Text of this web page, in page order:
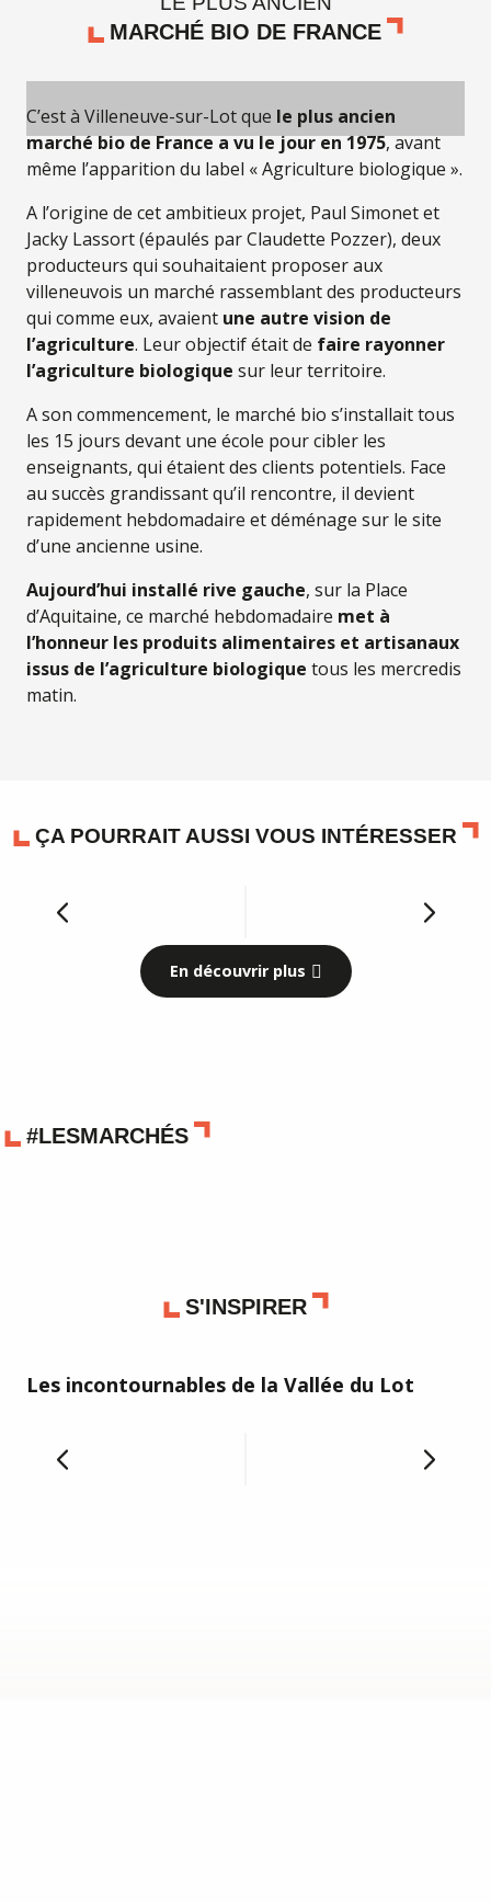
MARCHÉ BIO DE FRANCE
C’est à Villeneuve-sur-Lot que le plus ancien
marché bio de France a vu le jour en 1975, avant
même l’apparition du label « Agriculture biologique ».
A l’origine de cet ambitieux projet, Paul Simonet et
Jacky Lassort (épaulés par Claudette Pozzer), deux
producteurs qui souhaitaient proposer aux
villeneuvois un marché rassemblant des producteurs
qui comme eux, avaient une autre vision de
l’agriculture. Leur objectif était de faire rayonner
l’agriculture biologique sur leur territoire.
A son commencement, le marché bio s’installait tous
les 15 jours devant une école pour cibler les
enseignants, qui étaient des clients potentiels. Face
au succès grandissant qu’il rencontre, il devient
rapidement hebdomadaire et déménage sur le site
d’une ancienne usine.
Aujourd’hui installé rive gauche, sur la Place
d’Aquitaine, ce marché hebdomadaire met à
l’honneur les produits alimentaires et artisanaux
issus de l’agriculture biologique tous les mercredis
matin.
ÇA POURRAIT AUSSI VOUS INTÉRESSER
Nos parcours Terra Aventura
En découvrir plus
#LESMARCHÉS
S'INSPIRER
Les incontournables de la Vallée du Lot